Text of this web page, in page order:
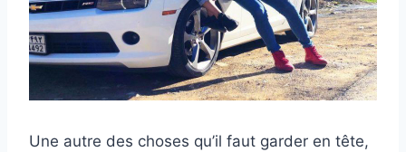
Une autre des choses qu’il faut garder en tête,